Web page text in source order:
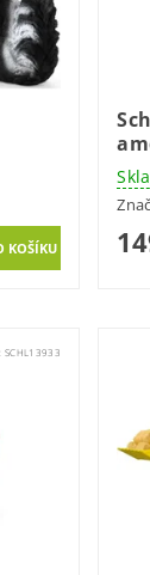
SCHL13933